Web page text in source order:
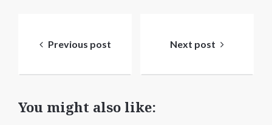
entradas
Previous post Next post
You might also like: